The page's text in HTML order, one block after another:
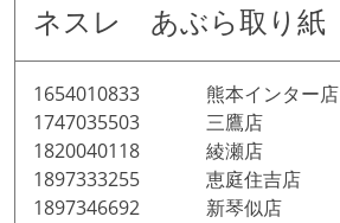
ネスレ あぶら取り紙
1654010833 熊本インター店
1747035503 三鷹店
1820040118 綾瀬店
1897333255 恵庭住吉店
1897346692 新琴似店